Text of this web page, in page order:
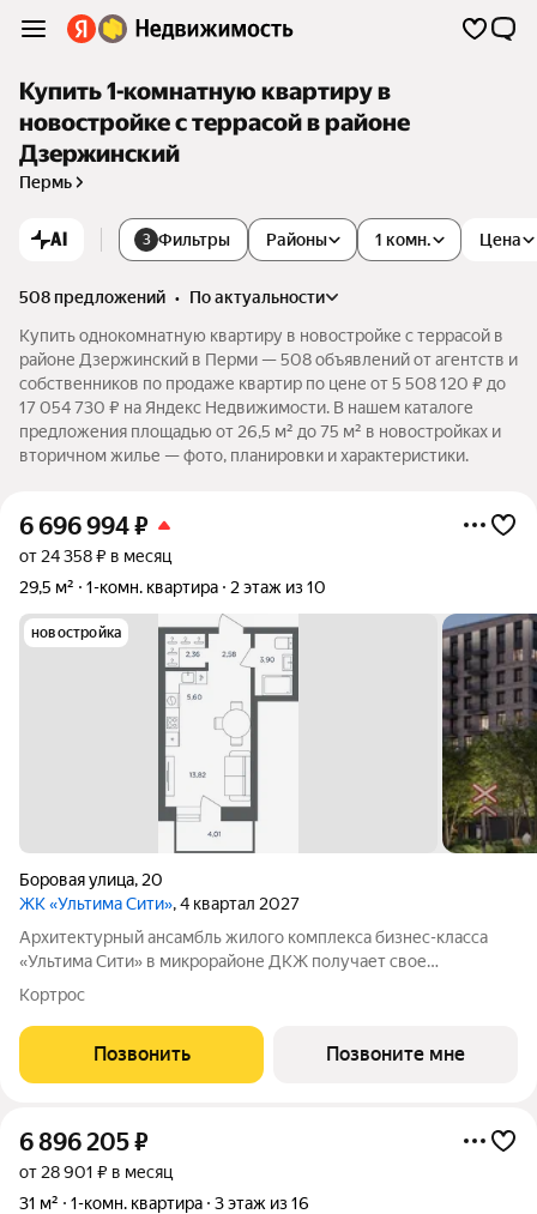
Купить 1-комнатную квартиру в
новостройке с террасой в районе
Дзержинский
Пермь
AI 3 Фильтры Цена
Районы 1 комн.
508 предложений •
по актуальности
Купить однокомнатную квартиру в новостройке с террасой в
районе Дзержинский в Перми — 508 объявлений от агентств и
собственников по продаже квартир по цене от 5 508 120 ₽ до
17 054 730 ₽ на Яндекс Недвижимости. В нашем каталоге
предложения площадью от 26,5 м² до 75 м² в новостройках и
вторичном жилье — фото, планировки и характеристики.
6 696 994₽
от 24 358 ₽ в месяц
29,5 м²
1-комн. квартира 2 этаж из 10
новостройка
Боровая улица, 20
ЖК «Ультима Сити», 4 квартал 2027
Архитектурный ансамбль жилого комплекса бизнес-класса
«Ультима Сити» в микрорайоне ДКЖ получает свое
гармоничное продолжение. Третья очередь проекта
воплощает в себе современные стандарты городского жилья,
сочетая технологичность, эстетику и
Кортрос
Позвонить Позвоните мне
6 896 205₽
от 28 901 ₽ в месяц
31 м²
1-комн. квартира 3 этаж из 16